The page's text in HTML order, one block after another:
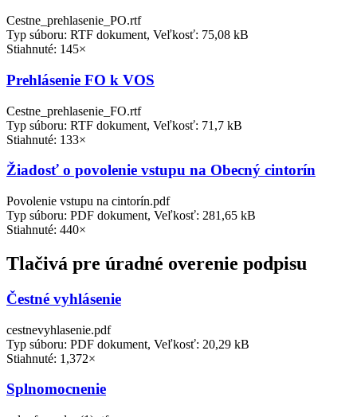
Cestne_prehlasenie_PO.rtf
Typ súboru: RTF dokument, Veľkosť: 75,08 kB
Stiahnuté: 145×
Prehlásenie FO k VOS
Cestne_prehlasenie_FO.rtf
Typ súboru: RTF dokument, Veľkosť: 71,7 kB
Stiahnuté: 133×
Žiadosť o povolenie vstupu na Obecný cintorín
Povolenie vstupu na cintorín.pdf
Typ súboru: PDF dokument, Veľkosť: 281,65 kB
Stiahnuté: 440×
Tlačivá pre úradné overenie podpisu
Čestné vyhlásenie
cestnevyhlasenie.pdf
Typ súboru: PDF dokument, Veľkosť: 20,29 kB
Stiahnuté: 1,372×
Splnomocnenie